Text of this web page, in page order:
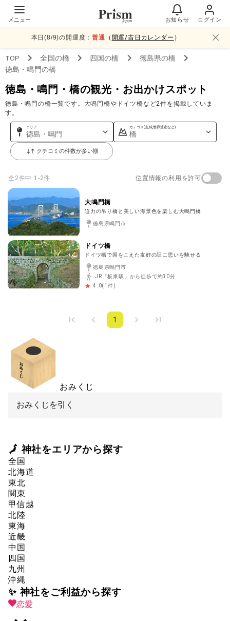
メニュー お知らせ ログイン
本日(8/9)の開運度：普通 （ 開運/吉日カレンダー ）
TOP 全国の橋 四国の橋 徳島県の橋
徳島・鳴門の橋
徳島・鳴門・橋の観光・お出かけスポット
徳島・鳴門の橋一覧です。大鳴門橋やドイツ橋など2件を掲載していま
す。
エリア
徳島・鳴門
カテゴリ(山,城,世界遺産など)
橋
クチコミの件数が多い順
全 2件中 1-2件 位置情報の利用を許可
大鳴門橋
迫力の吊り橋と美しい海景色を楽しむ大鳴門橋
徳島県鳴門市
ドイツ橋
ドイツ橋で国をこえた友好の証に思いを馳せる
徳島県鳴門市
JR「板東駅」から徒歩で約30分
4.0( 1件)
1
おみくじ
おみくじを引く
🗾 神社をエリアから探す
全国
北海道
東北
関東
甲信越
北陸
東海
近畿
中国
四国
九州
沖縄
✨ 神社をご利益から探す
恋愛